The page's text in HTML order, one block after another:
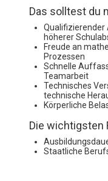
Das solltest du
Qualifizierender
höherer
Freude an
Prozessen
Schnelle
Teamarbeit
Technisches
technische
Körperliche
Die wichtigsten
Staatliche